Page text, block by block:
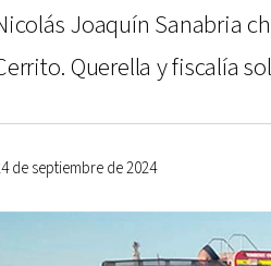
Joaquín Sanabria
Querella y fiscalía
de septiembre de 2024